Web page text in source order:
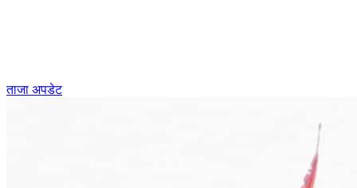
ताजा अपडेट